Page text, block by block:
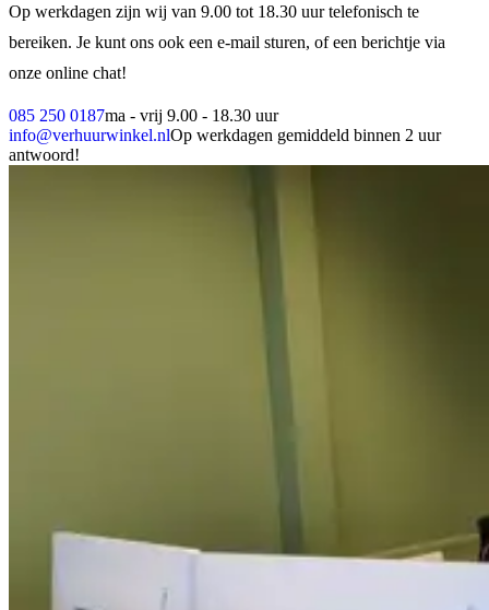
Op werkdagen zijn wij van 9.00 tot 18.30 uur telefonisch te
bereiken. Je kunt ons ook een e-mail sturen, of een berichtje via
onze online chat!
085 250 0187ma - vrij 9.00 - 18.30 uur
info@verhuurwinkel.nlOp werkdagen gemiddeld binnen 2 uur
antwoord!